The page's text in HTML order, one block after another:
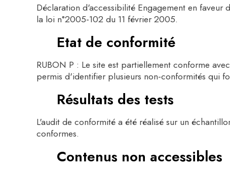
Déclaration d'accessibilité Engagement en
la loi n°2005-102 du 11 février 2005.
Etat de conformité
RUBON P : Le site est partiellement conforme
permis d'identifier plusieurs non-conformités qui
Résultats des tests
L'audit de conformité a été réalisé sur un
conformes.
Contenus non accessibles